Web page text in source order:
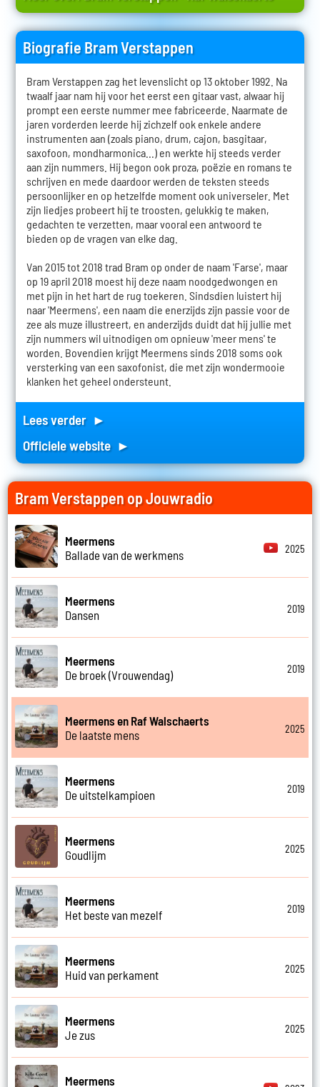
Biografie Bram Verstappen
Bram Verstappen zag het levenslicht op 13 oktober 1992. Na
twaalf jaar nam hij voor het eerst een gitaar vast, alwaar hij
prompt een eerste nummer mee fabriceerde. Naarmate de
jaren vorderden leerde hij zichzelf ook enkele andere
instrumenten aan (zoals piano, drum, cajon, basgitaar,
saxofoon, mondharmonica...) en werkte hij steeds verder
aan zijn nummers. Hij begon ook proza, poëzie en romans te
schrijven en mede daardoor werden de teksten steeds
persoonlijker en op hetzelfde moment ook universeler. Met
zijn liedjes probeert hij te troosten, gelukkig te maken,
gedachten te verzetten, maar vooral een antwoord te
bieden op de vragen van elke dag.
Van 2015 tot 2018 trad Bram op onder de naam 'Farse', maar
op 19 april 2018 moest hij deze naam noodgedwongen en
met pijn in het hart de rug toekeren. Sindsdien luistert hij
naar 'Meermens', een naam die enerzijds zijn passie voor de
zee als muze illustreert, en anderzijds duidt dat hij jullie met
zijn nummers wil uitnodigen om opnieuw 'meer mens' te
worden. Bovendien krijgt Meermens sinds 2018 soms ook
versterking van een saxofonist, die met zijn wondermooie
klanken het geheel ondersteunt.
Lees verder ►
Officiele website ►
Bram Verstappen op Jouwradio
Meermens
Ballade van de werkmens
2025
Meermens
Dansen
2019
Meermens
De broek (Vrouwendag)
2019
Meermens en Raf Walschaerts
De laatste mens
2025
Meermens
De uitstelkampioen
2019
Meermens
Goudlijm
2025
Meermens
Het beste van mezelf
2019
Meermens
Huid van perkament
2025
Meermens
Je zus
2025
Meermens